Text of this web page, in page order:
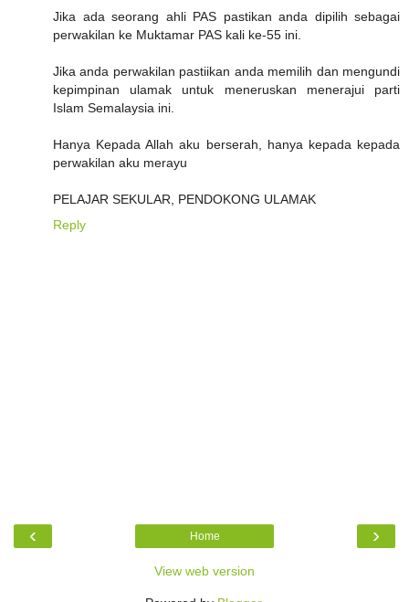
Jika ada seorang ahli PAS pastikan anda dipilih sebagai
perwakilan ke Muktamar PAS kali ke-55 ini.
Jika anda perwakilan pastiikan anda memilih dan mengundi
kepimpinan ulamak untuk meneruskan menerajui parti
Islam Semalaysia ini.
Hanya Kepada Allah aku berserah, hanya kepada kepada
perwakilan aku merayu
PELAJAR SEKULAR, PENDOKONG ULAMAK
Reply
‹ ›
Home
View web version